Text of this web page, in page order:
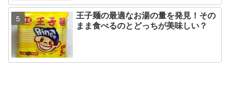
王子麺の最適なお湯の量を発見！その
まま食べるのとどっちが美味しい？